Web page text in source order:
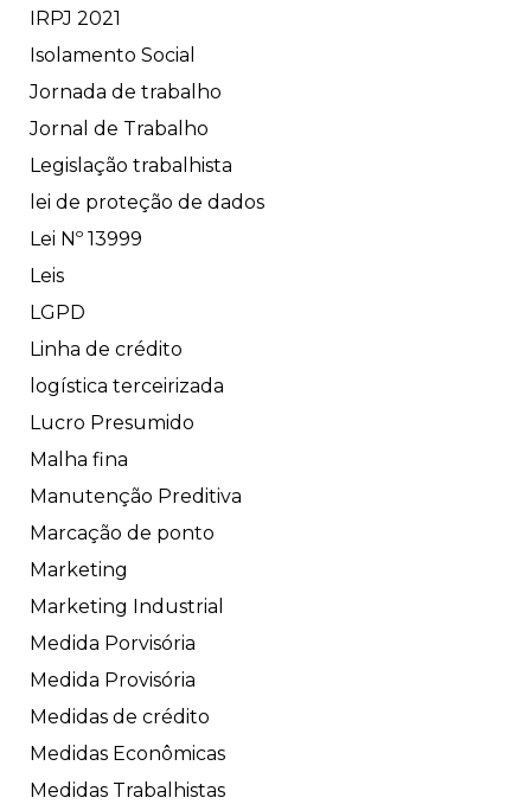
IRPJ 2021
Isolamento Social
Jornada de trabalho
Jornal de Trabalho
Legislação trabalhista
lei de proteção de dados
Lei Nº 13999
Leis
LGPD
Linha de crédito
logística terceirizada
Lucro Presumido
Malha fina
Manutenção Preditiva
Marcação de ponto
Marketing
Marketing Industrial
Medida Porvisória
Medida Provisória
Medidas de crédito
Medidas Econômicas
Medidas Trabalhistas